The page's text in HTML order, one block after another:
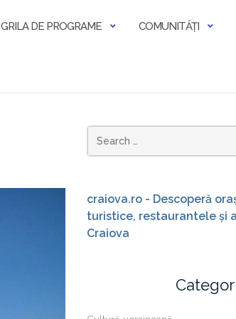
GRILA DE PROGRAME COMUNITĂȚI
Search
for:
craiova.ro - Descoperă
turistice, restaurantele și
Craiova